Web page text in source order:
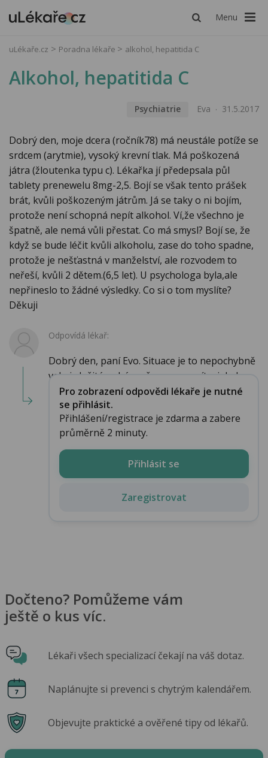
Menu
uLékaře.cz Poradna lékaře alkohol, hepatitida C
Alkohol, hepatitida C
Psychiatrie Eva 31.5.2017
Dobrý den, moje dcera (ročník78) má neustále potíže se
srdcem (arytmie), vysoký krevní tlak. Má poškozená
játra (žloutenka typu c). Lékařka jí předepsala půl
tablety prenewelu 8mg-2,5. Bojí se však tento prášek
brát, kvůli poškozeným játrům. Já se taky o ni bojím,
protože není schopná nepít alkohol. Ví,že všechno je
špatně, ale nemá vůli přestat. Co má smysl? Bojí se, že
když se bude léčit kvůli alkoholu, zase do toho spadne,
protože je nešťastná v manželství, ale rozvodem to
neřeší, kvůli 2 dětem.(6,5 let). U psychologa byla,ale
nepřineslo to žádné výsledky. Co si o tom myslíte?
Děkuji
Odpovídá lékař:
Dobrý den, paní Evo. Situace je to nepochybně
velmi složitá a chápu, že sama nevíte, jak dce...
Pro zobrazení odpovědi lékaře je nutné
se přihlásit.
Přihlášení/registrace je zdarma a zabere
průměrně 2 minuty.
Přihlásit se
Zaregistrovat
Dočteno? Pomůžeme vám
ještě o kus víc.
Lékaři všech specializací čekají na váš dotaz.
Naplánujte si prevenci s chytrým kalendářem.
Objevujte praktické a ověřené tipy od lékařů.